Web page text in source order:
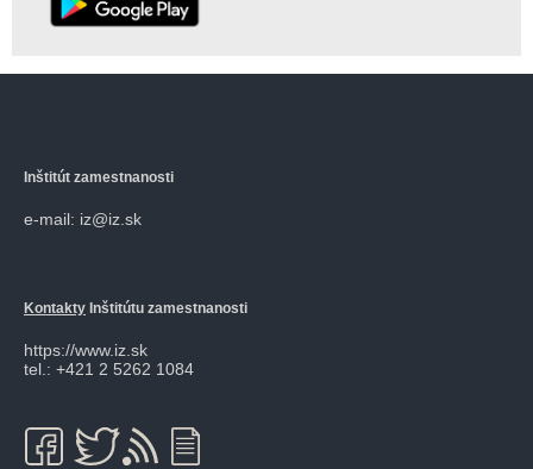
Inštitút zamestnanosti
e-mail: iz@iz.sk
Kontakty Inštitútu zamestnanosti
https://www.iz.sk
tel.: +421 2 5262 1084